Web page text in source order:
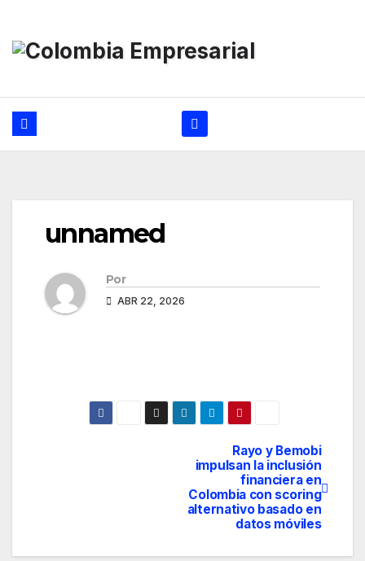
contenido
unnamed
Por
ABR 22, 2026
Rayo y Bemobi
impulsan la inclusión
financiera en
Colombia con scoring
alternativo basado en
datos móviles